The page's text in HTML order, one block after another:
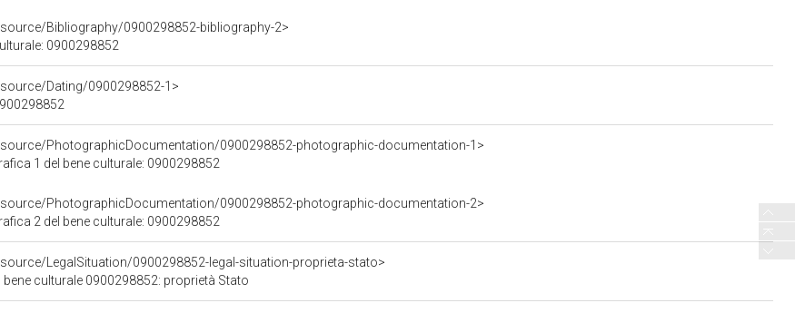
Bibliography/0900298852-bibliography-2>
0900298852
Dating/0900298852-1>
PhotographicDocumentation/0900298852-photographic-documentation-1>
1 del bene culturale: 0900298852
PhotographicDocumentation/0900298852-photographic-documentation-2>
2 del bene culturale: 0900298852
LegalSituation/0900298852-legal-situation-proprieta-stato>
culturale 0900298852: proprietà Stato